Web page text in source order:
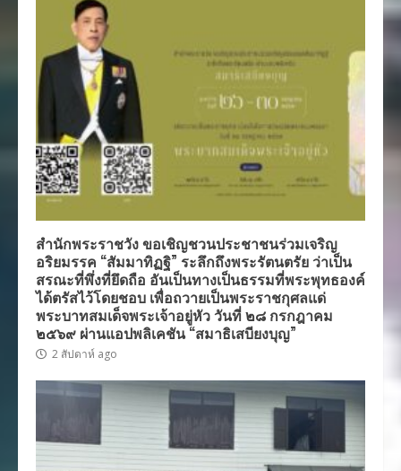
สำนักพระราชวัง ขอเชิญชวนประชาชนร่วมเจริญ
อริยมรรค “สัมมาทิฏฐิ” ระลึกถึงพระรัตนตรัย ว่าเป็น
สรณะที่พึ่งที่ยึดถือ อันเป็นทางเป็นธรรมที่พระพุทธองค์
ได้ตรัสไว้โดยชอบ เพื่อถวายเป็นพระราชกุศลแด่
พระบาทสมเด็จพระเจ้าอยู่หัว วันที่ ๒๘ กรกฎาคม
๒๕๖๙ ผ่านแอปพลิเคชัน “สมาธิเสบียงบุญ”
2 สัปดาห์ ago